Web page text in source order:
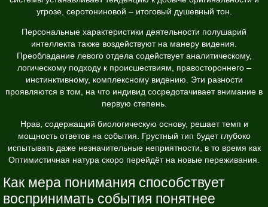
угрозе, серотониновой – итоговый душевный тон.
Персональные характеристики деятельности полушарий
интеллекта также воздействуют на манеру видения.
Преобладание левого отдела содействует аналитическому,
логическому подходу к происшествиям, правостороннего –
инстинктивному, комплексному видению. Эти разности
проявляются в том, на что индивид сосредотачивает внимание в
первую степень.
Нрав, содержащий биологическую основу, решает темп и
мощность ответов на события. Грустный тип будет глубоко
испытывать даже незначительные неприятности, в то время как
Оптимистичная натура скоро перейдёт на новые переживания.
Как мера понимания способствует
воспринимать события понятнее